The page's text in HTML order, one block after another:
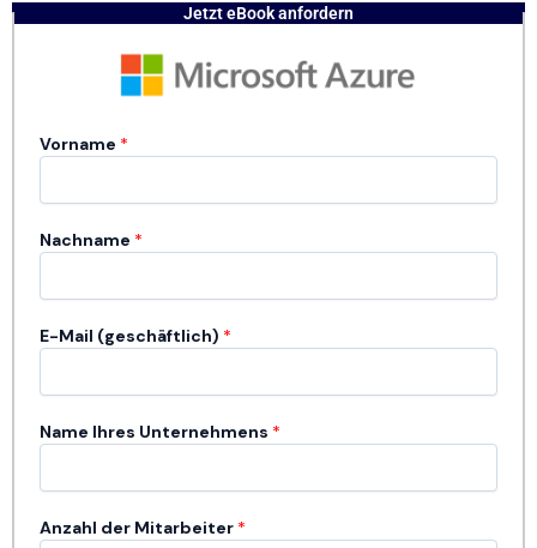
Jetzt eBook anfordern
Vorname​ *
Nachname *
E-Mail (geschäftlich) *
Name Ihres Unternehmens *
Anzahl der Mitarbeiter *